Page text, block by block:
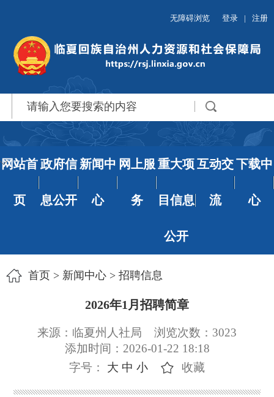
无障碍浏览 登录 | 注册
网站首
页
政府信
息公开
新闻中
心
网上服
务
重大项
目信息
公开
互动交
流
下载中
心
首页> 新闻中心> 招聘信息
2026年1月招聘简章
来源：临夏州人社局 浏览次数： 3023
添加时间：2026-01-22 18:18
字号： 大 中 小 收藏